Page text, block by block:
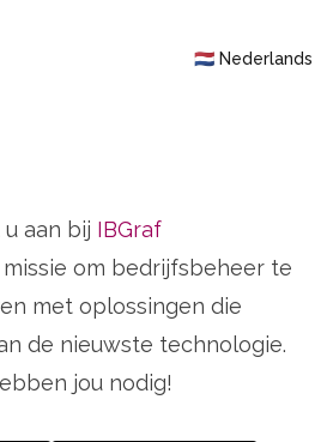
🇳🇱 Nederlands
u aan bij IBGraf
missie om bedrijfsbeheer te
met oplossingen die
de nieuwste technologie.
jou nodig!